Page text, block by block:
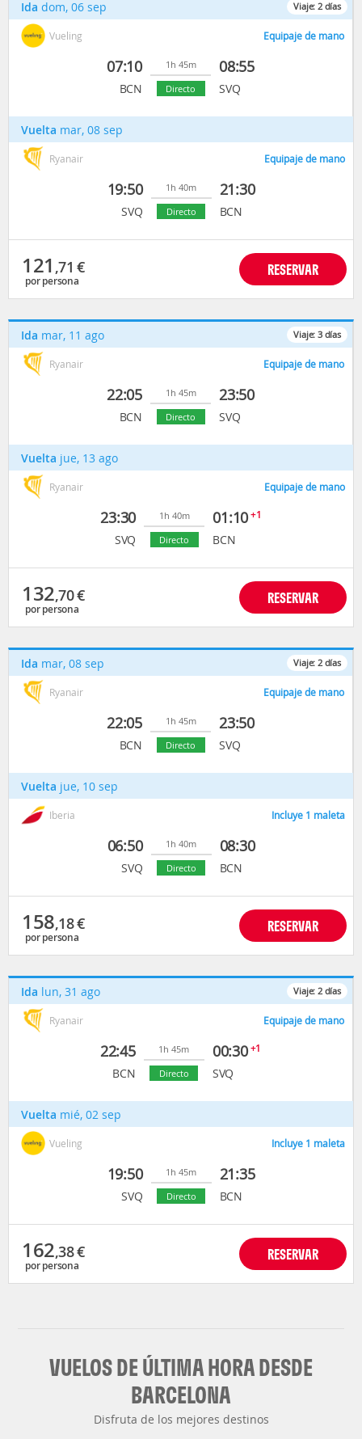
Viaje: 2 días
Ida dom, 06 sep
Vueling Equipaje de mano
07:10
BCN
1h 45m
Directo
08:55
SVQ
Vuelta mar, 08 sep
Ryanair Equipaje de mano
19:50
SVQ
1h 40m
Directo
21:30
BCN
121 ,71 €
por persona
RESERVAR
Viaje: 3 días
Ida mar, 11 ago
Ryanair Equipaje de mano
22:05
BCN
1h 45m
Directo
23:50
SVQ
Vuelta jue, 13 ago
Ryanair Equipaje de mano
23:30
SVQ
1h 40m
Directo
01:10+1
BCN
132,70€
por persona
RESERVAR
Viaje: 2 días
Ida mar, 08 sep
Ryanair Equipaje de mano
22:05
BCN
1h 45m
Directo
23:50
SVQ
Vuelta jue, 10 sep
Iberia Incluye 1 maleta
06:50
SVQ
1h 40m
Directo
08:30
BCN
158,18€
por persona
RESERVAR
Viaje: 2 días
Ida lun, 31 ago
Ryanair Equipaje de mano
22:45
BCN
1h 45m
Directo
00:30+1
SVQ
Vuelta mié, 02 sep
Vueling Incluye 1 maleta
19:50
SVQ
1h 45m
Directo
21:35
BCN
162,38€
por persona
RESERVAR
VUELOS DE ÚLTIMA HORA DESDE
BARCELONA
Disfruta de los mejores destinos